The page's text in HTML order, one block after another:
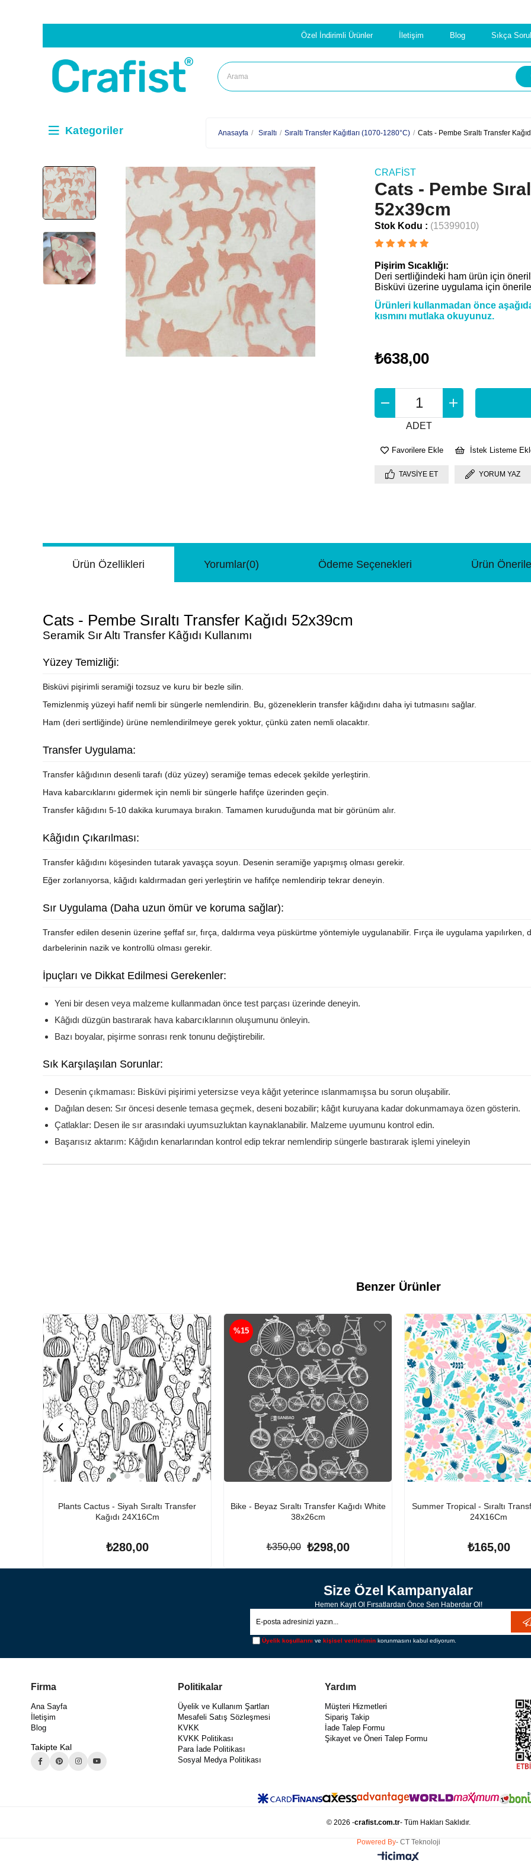
Özel İndirimli Ürünler İletişim Blog Sıkça
Kategoriler Anasayfa Sıraltı Sıraltı Transfer Kağıtları (1070-1280°C) Cats - Pembe Sıraltı Transfer
CRAFIST
Cats - Pembe
52x39cm
Stok Kodu (15399010)
Pişirim Sıcaklığı:
Deri sertliğindeki ham ürün için
Bisküvi üzerine uygulama için
Ürünleri kullanmadan önce
kısmını mutlaka okuyunuz.
₺638,00
ADET
Favorilere Ekle İstek Listeme
TAVSIYE ET YORUM YAZ
Ürün Özellikleri Yorumlar(0) Ödeme Seçenekleri Ürün
Cats - Pembe Sıraltı Transfer Kağıdı 52x39cm
Seramik Sır Altı Transfer Kâğıdı Kullanımı
Yüzey Temizliği:
Bisküvi pişirimli seramiği tozsuz ve kuru bir bezle silin.
Temizlenmiş yüzeyi hafif nemli bir süngerle nemlendirin. Bu, gözeneklerin transfer kâğıdını daha iyi tutmasını sağlar.
Ham (deri sertliğinde) ürüne nemlendirilmeye gerek yoktur, çünkü zaten nemli olacaktır.
Transfer Uygulama:
Transfer kâğıdının desenli tarafı (düz yüzey) seramiğe temas edecek şekilde yerleştirin.
Hava kabarcıklarını gidermek için nemli bir süngerle hafifçe üzerinden geçin.
Transfer kâğıdını 5-10 dakika kurumaya bırakın. Tamamen kuruduğunda mat bir görünüm alır.
Kâğıdın Çıkarılması:
Transfer kâğıdını köşesinden tutarak yavaşça soyun. Desenin seramiğe yapışmış olması gerekir.
Eğer zorlanıyorsa, kâğıdı kaldırmadan geri yerleştirin ve hafifçe nemlendirip tekrar deneyin.
Sır Uygulama (Daha uzun ömür ve koruma sağlar):
Transfer edilen desenin üzerine şeffaf sır, fırça, daldırma veya püskürtme yöntemiyle uygulanabilir. Fırça ile uygulama
darbelerinin nazik ve kontrollü olması gerekir.
İpuçları ve Dikkat Edilmesi Gerekenler:
Yeni bir desen veya malzeme kullanmadan önce test parçası üzerinde deneyin.
Kâğıdı düzgün bastırarak hava kabarcıklarının oluşumunu önleyin.
Bazı boyalar, pişirme sonrası renk tonunu değiştirebilir.
Sık Karşılaşılan Sorunlar:
Desenin çıkmaması: Bisküvi pişirimi yetersizse veya kâğıt yeterince ıslanmamışsa bu sorun oluşabilir.
Dağılan desen: Sır öncesi desenle temasa geçmek, deseni bozabilir; kâğıt kuruyana kadar dokunmamaya özen gösterin.
Çatlaklar: Desen ile sır arasındaki uyumsuzluktan kaynaklanabilir. Malzeme uyumunu kontrol edin.
Başarısız aktarım: Kâğıdın kenarlarından kontrol edip tekrar nemlendirip süngerle bastırarak işlemi yineleyin
Benzer Ürünler
Plants Cactus - Siyah Sıraltı Transfer
Kağıdı 24X16Cm
₺280,00
Bike - Beyaz Sıraltı Transfer Kağıdı White
38x26cm
₺298,00
₺350,00
%15
Summer Tropical - Sıraltı
24X16Cm
₺165,00
Size Özel Kampanyalar
Hemen Kayıt Ol Fırsatlardan Önce Sen Haberdar Ol!
Üyelik koşullarını ve kişisel verilerimin korunmasını kabul ediyorum.
Firma
Ana Sayfa
İletişim
Blog
Takipte Kal
Politikalar
Üyelik ve Kullanım Şartları
Mesafeli Satış Sözleşmesi
KVKK
KVKK Politikası
Para İade Politikası
Sosyal Medya Politikası
Yardım
Müşteri Hizmetleri
Sipariş Takip
İade Talep Formu
Şikayet ve Öneri Talep Formu
© 2026 -crafist.com.tr- Tüm Hakları Saklıdır.
Powered By- CT Teknoloji